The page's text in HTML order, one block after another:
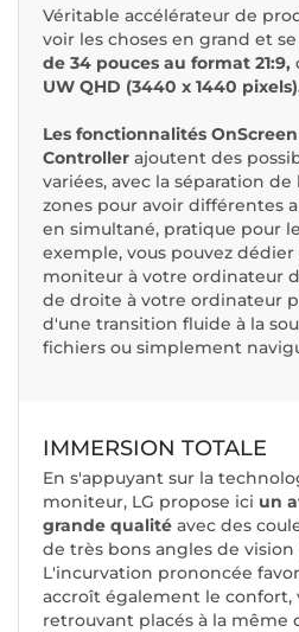
Véritable accélérateur de
voir les choses en grand et
de 34 pouces au format 21:9,
UW QHD (3440 x 1440
Les fonctionnalités
Controller ajoutent des
variées, avec la séparation
zones pour avoir différentes
en simultané, pratique pour
exemple, vous pouvez
moniteur à votre ordinateur
de droite à votre ordinateur
d'une transition fluide à la
fichiers ou simplement
IMMERSION TOTALE
En s'appuyant sur la
moniteur, LG propose ici un
grande qualité avec des
de très bons angles de vision
L'incurvation prononcée
accroît également le confort,
retrouvant placés à la même